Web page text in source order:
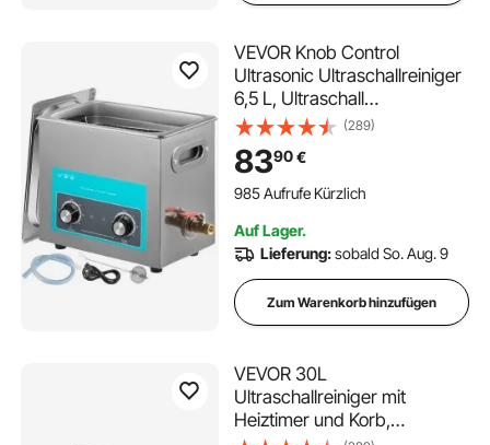
VEVOR Knob Control
Ultrasonic Ultraschallreiniger
6,5 L, Ultraschall
Reinigungsgerät 220 V,
Ultraschallreiniger mit
Heizung, Schmuckreiniger
Ultraschall 40 kHz, Digitaler
(289)
8390€
985 Aufrufe Kürzlich
Auf Lager.
Lieferung:sobald So. Aug. 9
Zum Warenkorb hinzufügen
VEVOR 30L
Ultraschallreiniger mit
Heiztimer und Korb,